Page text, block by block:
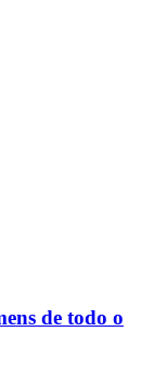
de todo o